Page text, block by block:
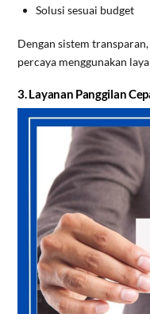
Solusi sesuai budget
Dengan sistem
percaya menggunakan
3. Layanan Panggilan